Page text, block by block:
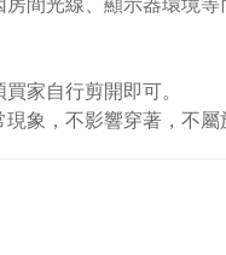
家自行剪開即可。
象，不影響穿著，不屬